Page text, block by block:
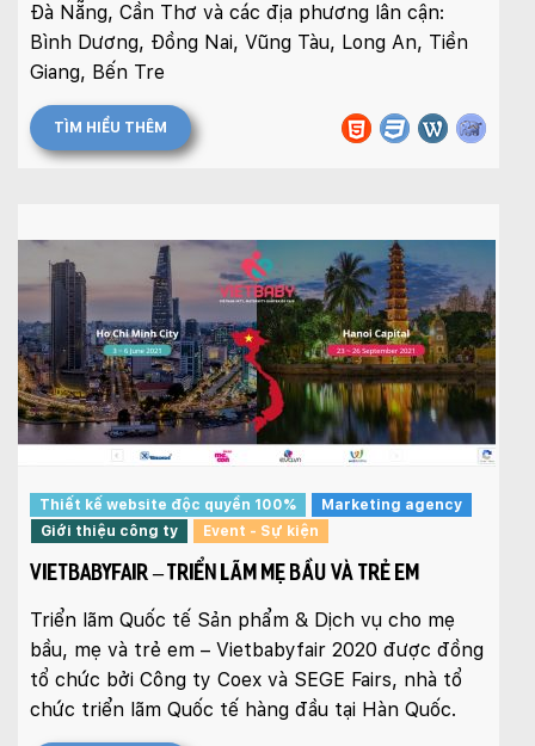
Đà Nẵng, Cần Thơ và các địa phương lân cận:
Bình Dương, Đồng Nai, Vũng Tàu, Long An, Tiền
Giang, Bến Tre
TÌM HIỂU THÊM
Thiết kế website độc quyền 100%
Marketing agency
Giới thiệu công ty
Event - Sự kiện
VIETBABYFAIR – TRIỂN LÃM MẸ BẦU VÀ TRẺ EM
Triển lãm Quốc tế Sản phẩm & Dịch vụ cho mẹ
bầu, mẹ và trẻ em – Vietbabyfair 2020 được đồng
tổ chức bởi Công ty Coex và SEGE Fairs, nhà tổ
chức triển lãm Quốc tế hàng đầu tại Hàn Quốc.